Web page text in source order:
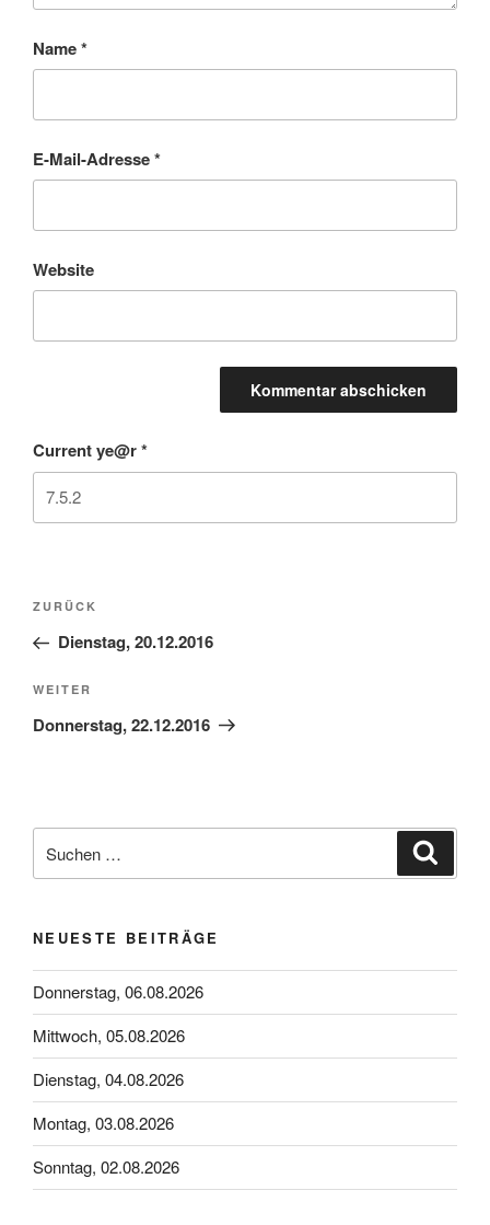
Name*
E-Mail-Adresse*
Website
Current ye@r*
Beitragsnavigation
Vorheriger
Beitrag
ZURÜCK
Dienstag, 20.12.2016
Nächster
Beitrag
WEITER
Donnerstag, 22.12.2016
nach:
NEUESTE BEITRÄGE
Donnerstag, 06.08.2026
Mittwoch, 05.08.2026
Dienstag, 04.08.2026
Montag, 03.08.2026
Sonntag, 02.08.2026